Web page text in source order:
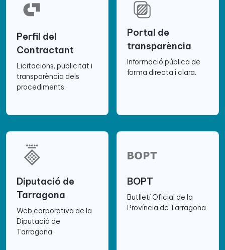
Perfil del
Contractant
Licitacions, publicitat i
transparència dels
procediments.
Portal de
transparència
Informació pública de
forma directa i clara.
Diputació de
Tarragona
Web corporativa de la
Diputació de
Tarragona.
BOPT
Butlletí Oficial de la
Província de Tarragona